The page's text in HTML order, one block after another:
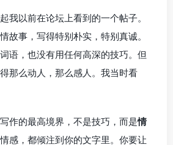
我以前在论坛上看到的一个帖子。
故事，写得特别朴实，特别真诚。
语，也没有用任何高深的技巧。但
那么动人，那么感人。我当时看
作的最高境界，不是技巧，而是情
感，都倾注到你的文字里。你要让